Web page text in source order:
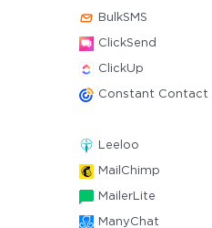
BulkSMS
ClickSend
ClickUp
Constant Contact
Leeloo
MailChimp
MailerLite
ManyChat